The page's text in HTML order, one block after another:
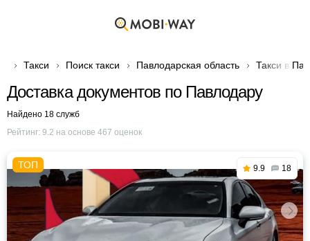
Такси Поиск такси Павлодарская область Такси в
Доставка документов по Павлодару
Найдено 18 служб
Рейтинг: 9.2 на основе 467 оценок
9.9 18